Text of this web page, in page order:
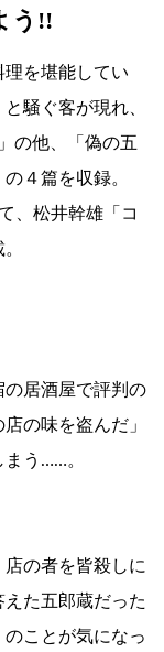
う!!
を堪能してい
騒ぐ客が現れ、
の他、「偽の五
４篇を収録。
、松井幹雄「コ
居酒屋で評判の
の味を盗んだ」
まう……。
の者を皆殺しに
た五郎蔵だった
ことが気になっ